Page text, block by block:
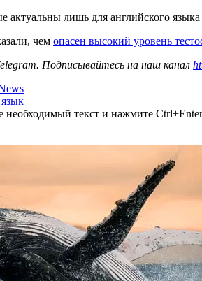
актуальны лишь для английского
чем опасен высокий уровень
Подписывайтесь на наш канал
текст и нажмите